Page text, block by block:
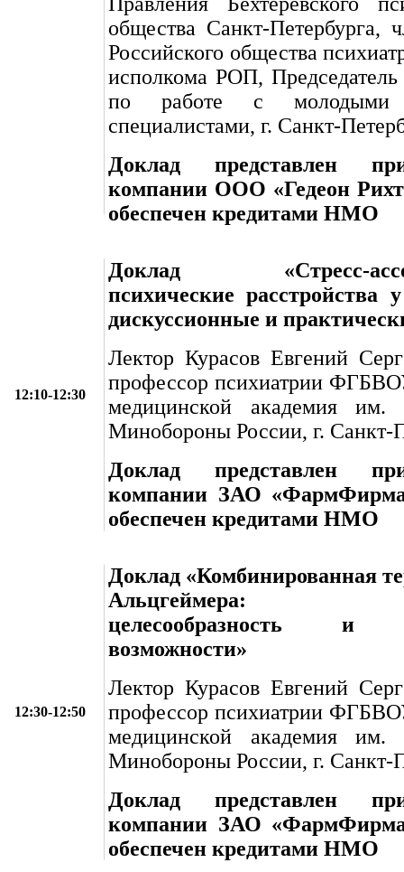
общества Санкт-Петербурга,
Российского общества
исполкома РОП,
по работе с
специалистами, г. Санкт-
Доклад представлен
компании ООО «Гедеон
обеспечен кредитами НМО
12:10-12:30
Доклад «Стресс-
психические расстройства
дискуссионные и
Лектор Курасов Евгений
профессор психиатрии
медицинской академия
Минобороны России, г. Санкт-
Доклад представлен
компании ЗАО «ФармФирма
обеспечен кредитами НМО
12:30-12:50
Доклад «Комбинированная
Альцгеймера:
целесообразность и
возможности»
Лектор Курасов Евгений
профессор психиатрии
медицинской академия
Минобороны России, г. Санкт-
Доклад представлен
компании ЗАО «ФармФирма
обеспечен кредитами НМО